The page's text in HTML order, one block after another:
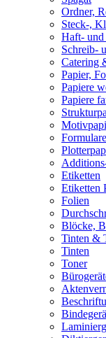
Ordner,
Steck-,
Haft-
Schreib-
Catering
Papier,
Papiere
Papiere
Formulare
Etiketten
Etiketten
Folien
Blöcke,
Tinten &
Tinten
Toner